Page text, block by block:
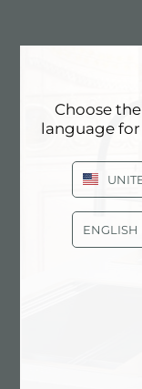
Placa
Choose
language
ENGLISH